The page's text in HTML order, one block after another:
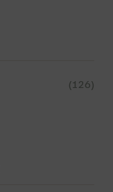
(126)